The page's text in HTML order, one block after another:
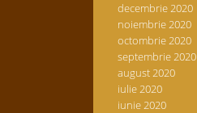
decembrie 2020
noiembrie 2020
octombrie 2020
septembrie 2020
august 2020
iulie 2020
iunie 2020